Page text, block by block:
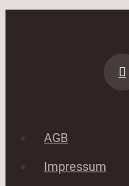
AGB
Impressum